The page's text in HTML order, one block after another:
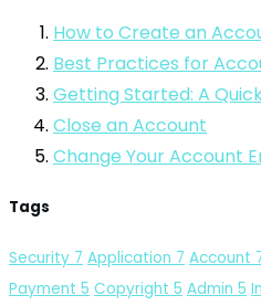
How to Create an
Best Practices for
Getting Started: A
Close an Account
Change Your Account
Tags
Security 7 Application 7 Account
Payment 5 Copyright 5 Admin 5